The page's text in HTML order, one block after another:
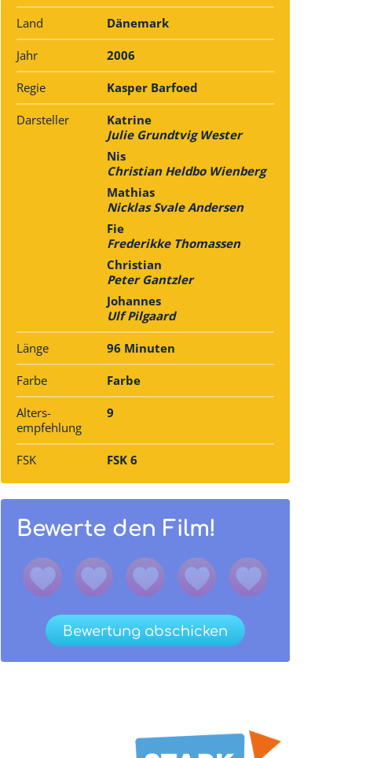
Land Dänemark
Jahr 2006
Regie Kasper Barfoed
Darsteller
Katrine
Julie Grundtvig Wester
Nis
Christian Heldbo Wienberg
Mathias
Nicklas Svale Andersen
Fie
Frederikke Thomassen
Christian
Peter Gantzler
Johannes
Ulf Pilgaard
Länge 96 Minuten
Farbe Farbe
Alters­
empfehlung
9
FSK FSK 6
Bewerte den Film!
Bewertung abschicken